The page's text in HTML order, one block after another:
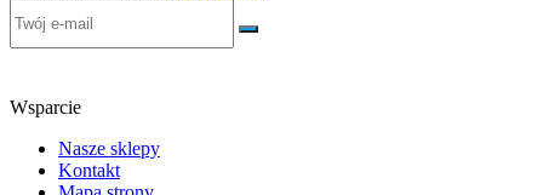
Wsparcie
Nasze sklepy
Kontakt